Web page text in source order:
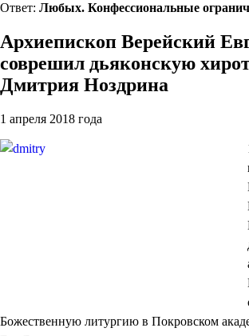
Ответ: Любых. Конфессиональные
Архиепископ Верейский
соврешил дьяконскую
Дмитрия Ноздрина
1 апреля 2018 года
Божественную литургию в Покровском